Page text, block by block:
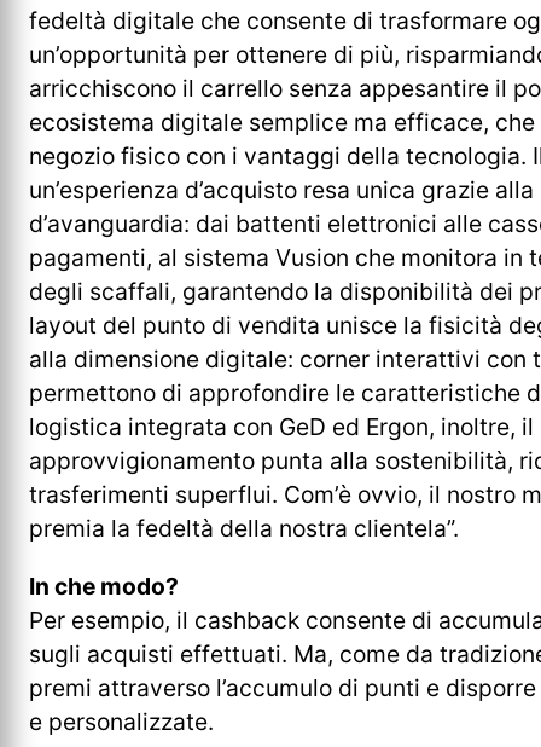
fedeltà digitale che consente di trasformare
un’opportunità per ottenere di più,
arricchiscono il carrello senza appesantire il
ecosistema digitale semplice ma efficace,
negozio fisico con i vantaggi della tecnologia.
un’esperienza d’acquisto resa unica grazie
d’avanguardia: dai battenti elettronici alle
pagamenti, al sistema Vusion che monitora in
degli scaffali, garantendo la disponibilità dei
layout del punto di vendita unisce la fisicità
alla dimensione digitale: corner interattivi con
permettono di approfondire le caratteristiche
logistica integrata con GeD ed Ergon, inoltre,
approvvigionamento punta alla sostenibilità,
trasferimenti superflui. Com’è ovvio, il nostro
premia la fedeltà della nostra clientela”.
In che modo?
Per esempio, il cashback consente di
sugli acquisti effettuati. Ma, come da
premi attraverso l’accumulo di punti e
e personalizzate.